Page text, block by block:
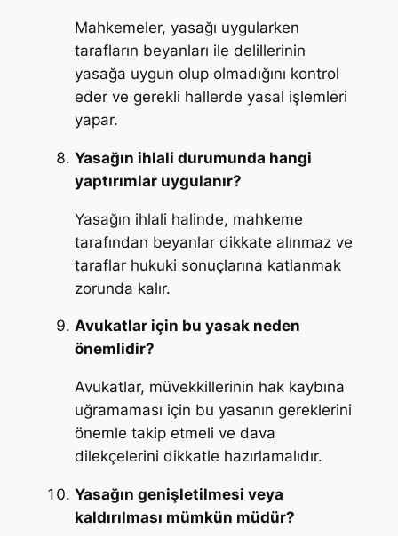
Mahkemeler, yasağı uygularken
tarafların beyanları ile delillerinin
yasağa uygun olup olmadığını kontrol
eder ve gerekli hallerde yasal işlemleri
yapar.
Yasağın ihlali durumunda hangi
yaptırımlar uygulanır?
Yasağın ihlali halinde, mahkeme
tarafından beyanlar dikkate alınmaz ve
taraflar hukuki sonuçlarına katlanmak
zorunda kalır.
Avukatlar için bu yasak neden
önemlidir?
Avukatlar, müvekkillerinin hak kaybına
uğramaması için bu yasanın gereklerini
önemle takip etmeli ve dava
dilekçelerini dikkatle hazırlamalıdır.
Yasağın genişletilmesi veya
kaldırılması mümkün müdür?